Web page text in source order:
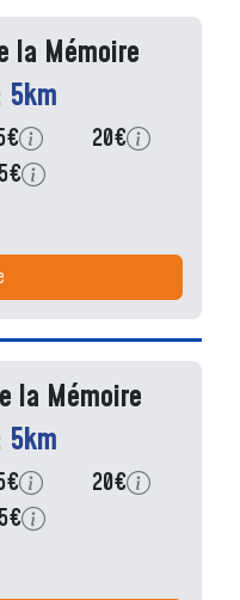
la Mémoire
5km
20€
la Mémoire
5km
20€